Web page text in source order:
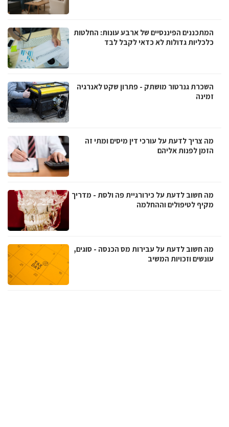
המתכננים הפיננסיים של ארבע עונות: החלטות
כלכליות גדולות לא כדאי לקבל לבד
השכרת גנרטור מושתק - פתרון שקט לאנרגיה
זמינה
מה צריך לדעת על עורכי דין מיסים ומתי זה
הזמן לפנות אליהם
מה חשוב לדעת על כירורגיית פה ולסת - מדריך
מקיף לטיפולים וההחלמה
מה חשוב לדעת על עבירות מס הכנסה - סוגים,
עונשים וזכויות המשיב